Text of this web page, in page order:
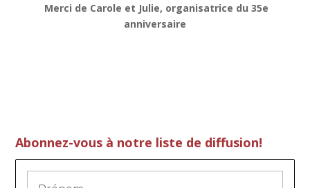
Merci de Carole et Julie, organisatrice du 35e
anniversaire
Abonnez-vous à notre liste de diffusion!